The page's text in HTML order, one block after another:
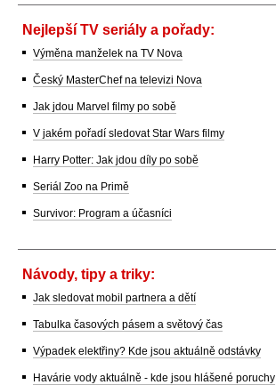
Nejlepší TV seriály a pořady:
Výměna manželek na TV Nova
Český MasterChef na televizi Nova
Jak jdou Marvel filmy po sobě
V jakém pořadí sledovat Star Wars filmy
Harry Potter: Jak jdou díly po sobě
Seriál Zoo na Primě
Survivor: Program a účasníci
Návody, tipy a triky:
Jak sledovat mobil partnera a dětí
Tabulka časových pásem a světový čas
Výpadek elektřiny? Kde jsou aktuálně odstávky
Havárie vody aktuálně - kde jsou hlášené poruchy